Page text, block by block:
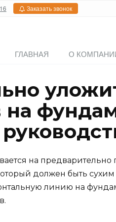
Заказать звонок
ГЛАВНАЯ О
на
на предварительно
должен быть
линию на